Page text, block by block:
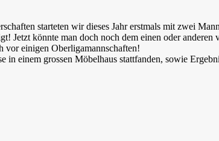
starteten wir dieses Jahr erstmals mit zwei
Jetzt könnte man doch noch dem einen oder
vor einigen Oberligamannschaften!
einem grossen Möbelhaus stattfanden, sowie